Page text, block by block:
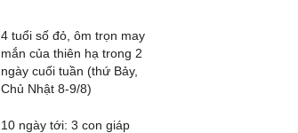
4 tuổi số đỏ, ôm trọn may
mắn của thiên hạ trong 2
ngày cuối tuần (thứ Bảy,
Chủ Nhật 8-9/8)
10 ngày tới: 3 con giáp